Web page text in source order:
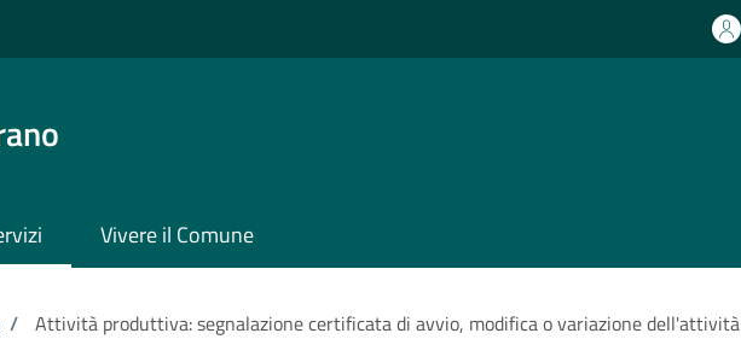
Vivere il Comune
/ Attività produttiva: segnalazione certificata di avvio, modifica o variazione dell'attività